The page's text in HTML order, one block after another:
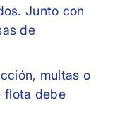
Junto con
de
multas o
flota debe